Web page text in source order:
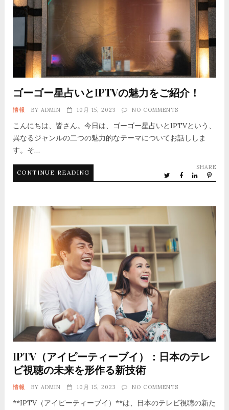
ゴーゴー星占いとIPTVの魅力をご紹介！
情報 BY ADMIN 10月 15, 2023 NO COMMENTS
こんにちは、皆さん。今日は、ゴーゴー星占いとIPTVという、
異なるジャンルの二つの魅力的なテーマについてお話ししま
す。そ…
CONTINUE READING
SHARE
IPTV（アイピーティーブイ）：日本のテレ
ビ視聴の未来を形作る新技術
情報 BY ADMIN 10月 15, 2023 NO COMMENTS
**IPTV（アイピーティーブイ）**は、日本のテレビ視聴の新た